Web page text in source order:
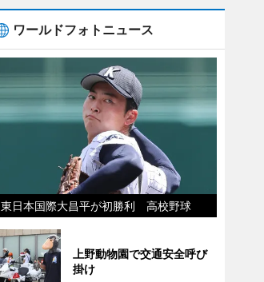
ワールドフォトニュース
東日本国際大昌平が初勝利 高校野球
上野動物園で交通安全呼び
掛け